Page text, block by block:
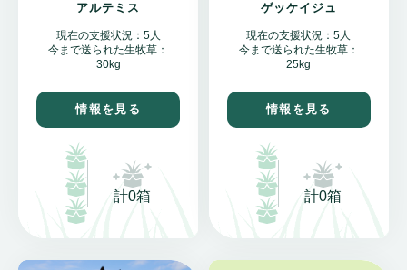
アルテミス
現在の支援状況：5人
今まで送られた生牧草：
30kg
情報を見る
計0箱
ゲッケイジュ
現在の支援状況：5人
今まで送られた生牧草：
25kg
情報を見る
計0箱